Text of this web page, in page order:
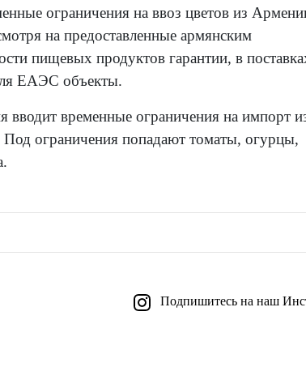
ограничения на ввоз цветов из
на предоставленные армянским
пищевых продуктов гарантии, в
ЕАЭС объекты.
вводит временные ограничения на импорт
ограничения попадают томаты, огурцы,
Подпишитесь на наш